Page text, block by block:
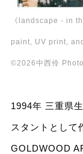
《landscape - in
paint, UV print,
©︎2026中西伶
1994年 三重県
スタントとして
GOLDWOOD